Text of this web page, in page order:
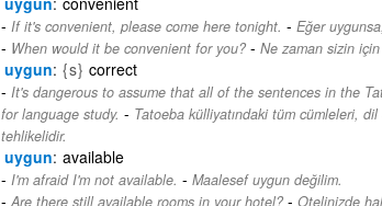
If it's convenient, please come here tonight. - Eğer
When would it be convenient for you?- Ne zaman sizin
uygun {s} correct
It's dangerous to assume that all of the sentences in the
for language study. - Tatoeba külliyatındaki tüm cümleleri,
tehlikelidir.
uygun available
I'm afraid I'm not available. - Maalesef uygun değilim.
Are there still available rooms in your hotel?- Otelinizde